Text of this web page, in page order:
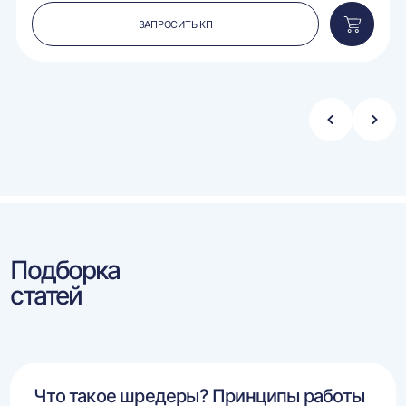
ЗАПРОСИТЬ КП
в
Стрелка
Подборка
статей
Что такое шредеры? Принципы работы